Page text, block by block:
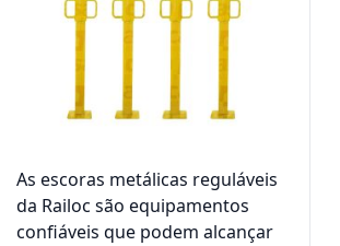
As escoras metálicas reguláveis
da Railoc são equipamentos
confiáveis que podem alcançar